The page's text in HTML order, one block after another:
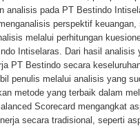
analisis pada PT Bestindo
perspektif
melalui perhitungan
Intiselaras. Dari hasil analisis
PT Bestindo secara
penulis melalui analisis yang
metode yang terbaik dalam
Scorecard mengangkat
secara tradisional, seperti